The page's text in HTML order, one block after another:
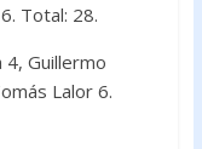
Total: 28.
Guillermo
Lalor 6.